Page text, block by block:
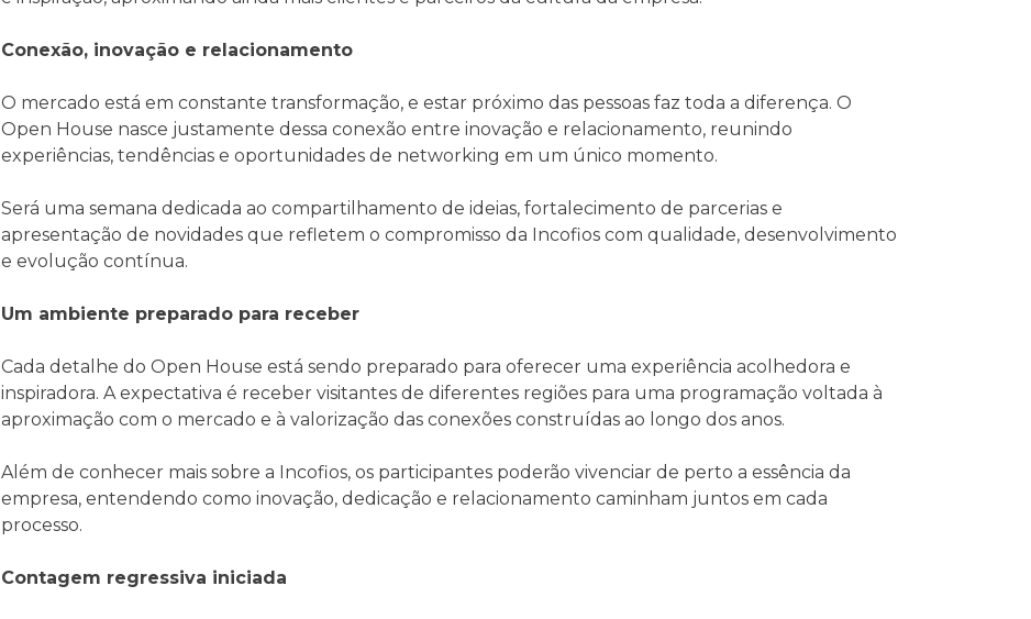
Conexão, inovação e relacionamento
O mercado está em constante transformação, e estar próximo das pessoas faz toda a diferença. O
Open House nasce justamente dessa conexão entre inovação e relacionamento, reunindo
experiências, tendências e oportunidades de networking em um único momento.
Será uma semana dedicada ao compartilhamento de ideias, fortalecimento de parcerias e
apresentação de novidades que refletem o compromisso da Incofios com qualidade, desenvolvimento
e evolução contínua.
Um ambiente preparado para receber
Cada detalhe do Open House está sendo preparado para oferecer uma experiência acolhedora e
inspiradora. A expectativa é receber visitantes de diferentes regiões para uma programação voltada à
aproximação com o mercado e à valorização das conexões construídas ao longo dos anos.
Além de conhecer mais sobre a Incofios, os participantes poderão vivenciar de perto a essência da
empresa, entendendo como inovação, dedicação e relacionamento caminham juntos em cada
processo.
Contagem regressiva iniciada